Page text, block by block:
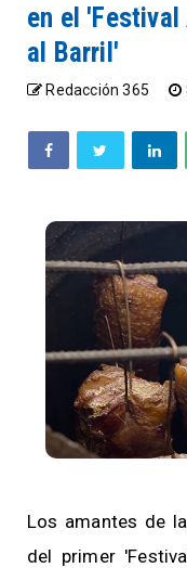
en el 'Festival
al Barril'
Redacción 365
Los amantes de
del primer